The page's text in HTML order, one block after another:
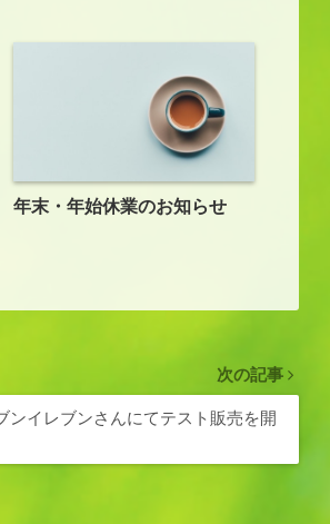
年末・年始休業のお知らせ
次の記事
ンイレブンさんにてテスト販売を開